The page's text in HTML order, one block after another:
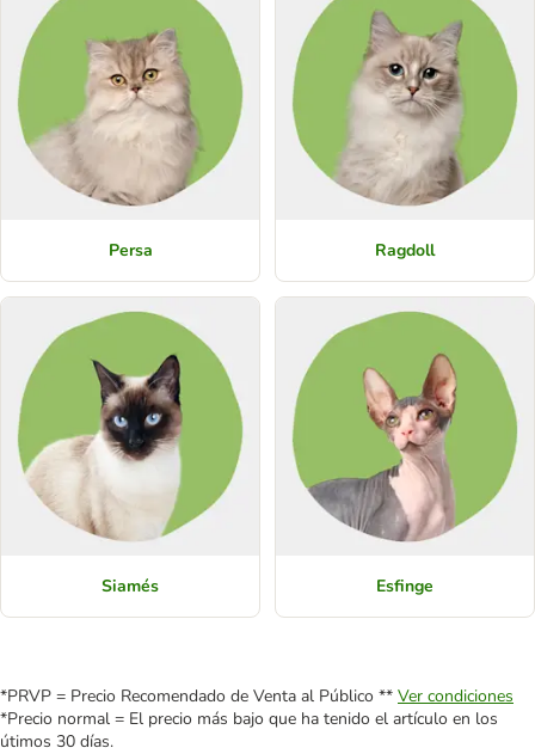
Persa Ragdoll
Siamés Esfinge
*PRVP = Precio Recomendado de Venta al Público ** Ver condiciones
*Precio normal = El precio más bajo que ha tenido el artículo en los
útimos 30 días.